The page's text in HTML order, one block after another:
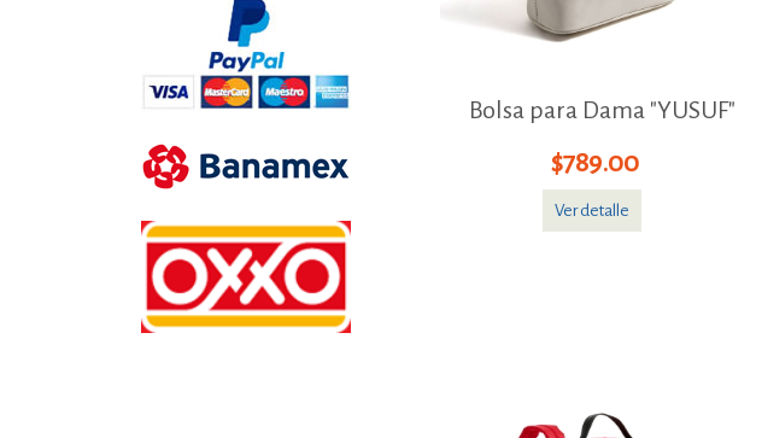
Bolsa para Dama "YUSUF"
$789.00
Ver detalle